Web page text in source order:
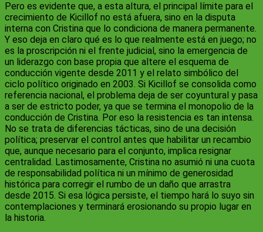
Pero es evidente que, a esta altura, el principal límite para el
crecimiento de Kicillof no está afuera, sino en la disputa
interna con Cristina que lo condiciona de manera permanente.
Y eso deja en claro qué es lo que realmente está en juego; no
es la proscripción ni el frente judicial, sino la emergencia de
un liderazgo con base propia que altere el esquema de
conducción vigente desde 2011 y el relato simbólico del
ciclo político originado en 2003. Si Kicillof se consolida como
referencia nacional, el problema deja de ser coyuntural y pasa
a ser de estricto poder, ya que se termina el monopolio de la
conducción de Cristina. Por eso la resistencia es tan intensa.
No se trata de diferencias tácticas, sino de una decisión
política; preservar el control antes que habilitar un recambio
que, aunque necesario para el conjunto, implica resignar
centralidad. Lastimosamente, Cristina no asumió ni una cuota
de responsabilidad política ni un mínimo de generosidad
histórica para corregir el rumbo de un daño que arrastra
desde 2015. Si esa lógica persiste, el tiempo hará lo suyo sin
contemplaciones y terminará erosionando su propio lugar en
la historia.